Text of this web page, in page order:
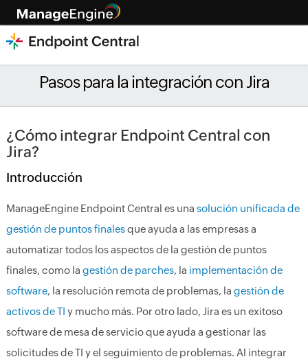
Pasos para la integración con Jira
¿Cómo integrar Endpoint Central con
Jira?
Introducción
ManageEngine Endpoint Central es una solución unificada de
gestión de puntos finalesque ayuda a las empresas a
automatizar todos los aspectos de la gestión de puntos
finales, como la gestión de parches, la implementación de
software, la resolución remota de problemas, la gestión de
activos de TI y mucho más. Por otro lado, Jira es un exitoso
software de mesa de servicio que ayuda a gestionar las
solicitudes de TI y el seguimiento de problemas. Al integrar